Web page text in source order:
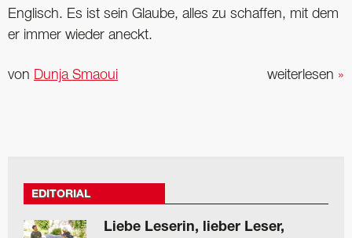
Englisch. Es ist sein Glaube, alles zu schaffen, mit dem
er immer wieder aneckt.
weiterlesen »
von Dunja Smaoui
EDITORIAL
Liebe Leserin, lieber Leser,